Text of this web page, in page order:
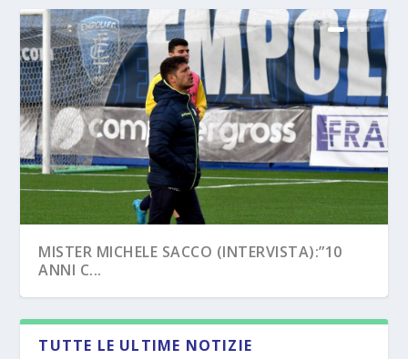
MISTER MICHELE SACCO (INTERVISTA):”10
ANNI C...
TUTTE LE ULTIME NOTIZIE